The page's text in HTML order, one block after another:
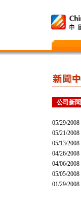
公司新聞
05/29/2008
05/21/2008
05/13/2008
04/26/2008
04/06/2008
05/05/2008
01/29/2008